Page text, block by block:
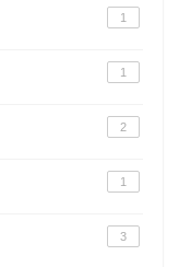
1
1
2
1
3